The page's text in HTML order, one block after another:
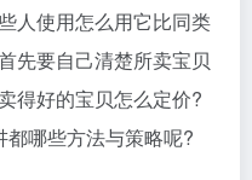
人使用怎么用它比同类
先要自己清楚所卖宝贝
得好的宝贝怎么定价?
哪些方法与策略呢?